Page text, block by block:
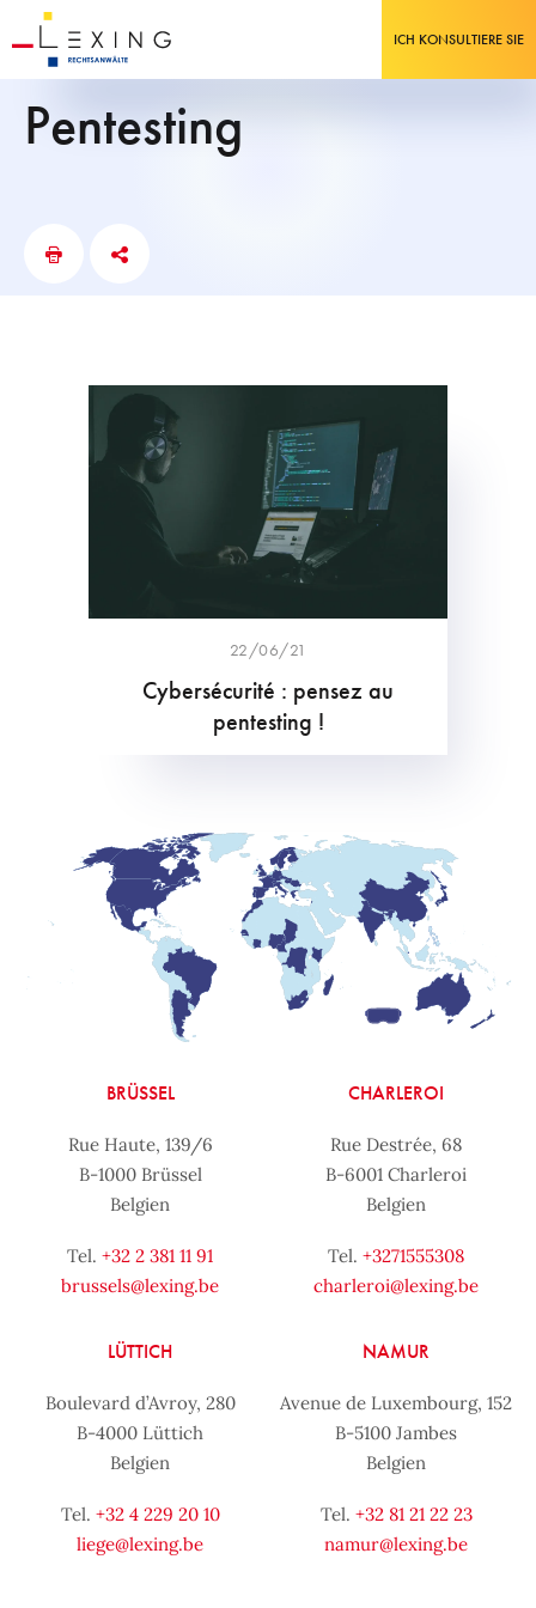
ICH KONSULTIERE SIE
pentesting
22/06/21
Cybersécurité : pensez au
pentesting !
BRÜSSEL
Rue Haute, 139/6
B-1000 Brüssel
Belgien
Tel. +32 2 381 11 91
brussels@lexing.be
CHARLEROI
Rue Destrée, 68
B-6001 Charleroi
Belgien
Tel. +3271555308
charleroi@lexing.be
LÜTTICH
Boulevard d’Avroy, 280
B-4000 Lüttich
Belgien
Tel. +32 4 229 20 10
liege@lexing.be
NAMUR
Avenue de Luxembourg, 152
B-5100 Jambes
Belgien
Tel. +32 81 21 22 23
namur@lexing.be